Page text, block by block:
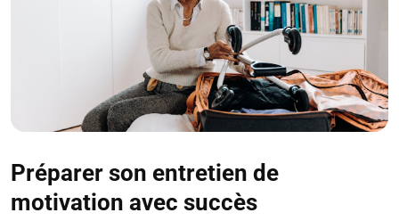
Préparer son entretien de
motivation avec succès